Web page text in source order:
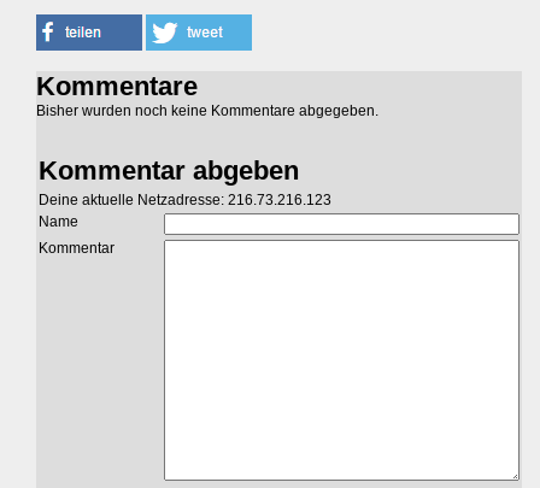
Kommentare
Bisher wurden noch keine Kommentare abgegeben.
Kommentar abgeben
Deine aktuelle Netzadresse: 216.73.216.123
Name
Kommentar